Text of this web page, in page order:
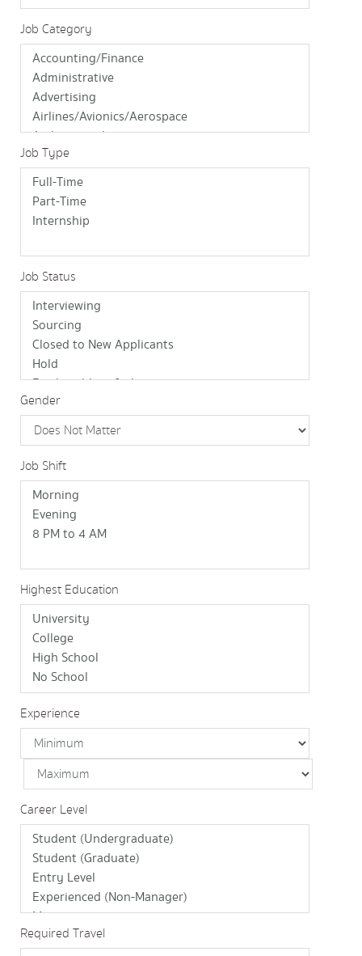
Job Category
Job Type
Job Status
Gender
Job Shift
Highest Education
Experience
Career Level
Required Travel